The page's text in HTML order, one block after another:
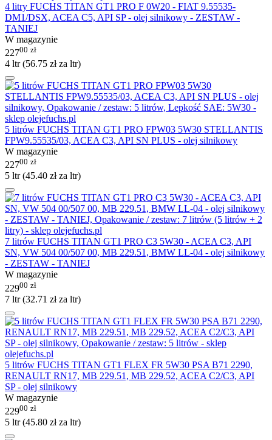
4 litry FUCHS TITAN GT1 PRO F 0W20 - FIAT 9.55535-
DM1/DSX, ACEA C5, API SP - olej silnikowy - ZESTAW -
TANIEJ
W magazynie
22700 zł
4 ltr (56.75 złza ltr)
5 litrów FUCHS TITAN GT1 PRO FPW03 5W30 STELLANTIS
FPW9.55535/03, ACEA C3, API SN PLUS - olej silnikowy
W magazynie
22700 zł
5 ltr (45.40 złza ltr)
7 litrów FUCHS TITAN GT1 PRO C3 5W30 - ACEA C3, API
SN, VW 504 00/507 00, MB 229.51, BMW LL-04 - olej silnikowy
- ZESTAW - TANIEJ
W magazynie
22900 zł
7 ltr (32.71 złza ltr)
5 litrów FUCHS TITAN GT1 FLEX FR 5W30 PSA B71 2290,
RENAULT RN17, MB 229.51, MB 229.52, ACEA C2/C3, API
SP - olej silnikowy
W magazynie
22900 zł
5 ltr (45.80 złza ltr)